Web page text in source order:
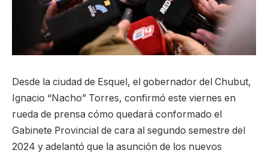
Desde la ciudad de Esquel, el gobernador del Chubut,
Ignacio “Nacho” Torres, confirmó este viernes en
rueda de prensa cómo quedará conformado el
Gabinete Provincial de cara al segundo semestre del
2024 y adelantó que la asunción de los nuevos